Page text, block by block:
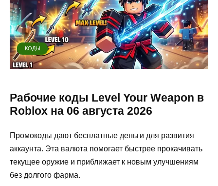
КОДЫ
Рабочие коды Level Your Weapon в
Roblox на 06 августа 2026
Промокоды дают бесплатные деньги для развития
аккаунта. Эта валюта помогает быстрее прокачивать
текущее оружие и приближает к новым улучшениям
без долгого фарма.